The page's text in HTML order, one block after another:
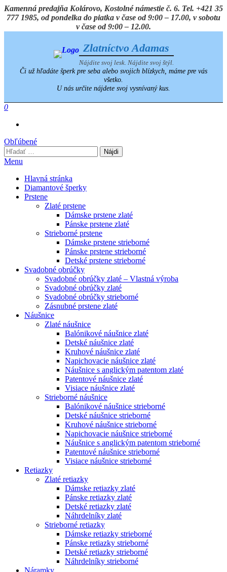
Preskočiť
na
Kamenná predajňa Kolárovo, Kostolné námestie č. 6. Tel. +421 35
777 1985, od pondelka do piatka v čase od 9:00 – 17.00, v sobotu
v čase od 9:00 – 12.00.
Zlatníctvo Adamas
Nájdite svoj lesk. Nájdite svoj štýl.
Či už hľadáte šperk pre seba alebo svojich blízkych, máme pre vás
všetko.
U nás určite nájdete svoj vysnívaný kus.
0
Obľúbené
Hľadať:
Menu
Hlavná stránka
Diamantové šperky
Prstene
Zlaté prstene
Dámske prstene zlaté
Pánske prstene zlaté
Strieborné prstene
Dámske prstene strieborné
Pánske prstene strieborné
Detské prstene strieborné
Svadobné obrúčky
Svadobné obrúčky zlaté – Vlastná výroba
Svadobné obrúčky zlaté
Svadobné obrúčky strieborné
Zásnubné prstene zlaté
Náušnice
Zlaté náušnice
Balónikové náušnice zlaté
Detské náušnice zlaté
Kruhové náušnice zlaté
Napichovacie náušnice zlaté
Náušnice s anglickým patentom zlaté
Patentové náušnice zlaté
Visiace náušnice zlaté
Strieborné náušnice
Balónikové náušnice strieborné
Detské náušnice strieborné
Kruhové náušnice strieborné
Napichovacie náušnice strieborné
Náušnice s anglickým patentom strieborné
Patentové náušnice strieborné
Visiace náušnice strieborné
Retiazky
Zlaté retiazky
Dámske retiazky zlaté
Pánske retiazky zlaté
Detské retiazky zlaté
Náhrdelníky zlaté
Strieborné retiazky
Dámske retiazky strieborné
Pánske retiazky strieborné
Detské retiazky strieborné
Náhrdelníky strieborné
Náramky